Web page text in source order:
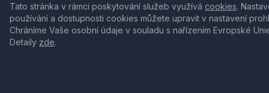
Tato stránka v rámci poskytování služeb využívá cookies.
používání a dostupnosti cookies můžete upravit v nastavení
Chráníme Vaše osobní údaje v souladu s nařízením Evropské
Detaily zde.